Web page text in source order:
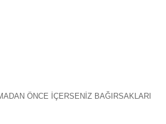
ÖNCE İÇERSENİZ BAĞIRSAKLARI